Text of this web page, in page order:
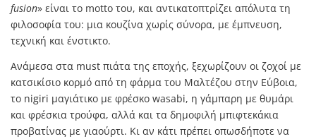
fusion» είναι το motto του, και αντικατοπτρίζει απόλυτα τη
φιλοσοφία του: μια κουζίνα χωρίς σύνορα, με έμπνευση,
τεχνική και ένστικτο.
Ανάμεσα στα must πιάτα της εποχής, ξεχωρίζουν οι ζοχοί με
κατσικίσιο κορμό από τη φάρμα του Μαλτέζου στην Εύβοια,
το nigiri μαγιάτικο με φρέσκο wasabi, η γάμπαρη με θυμάρι
και φρέσκια τρούφα, αλλά και τα δημοφιλή μπιφτεκάκια
προβατίνας με γιαούρτι. Κι αν κάτι πρέπει οπωσδήποτε να